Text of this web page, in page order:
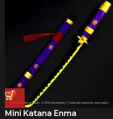
Mini Katana Enma